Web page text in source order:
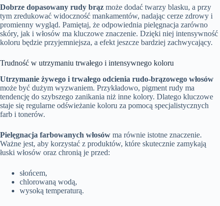
Dobrze dopasowany rudy brąz może dodać twarzy blasku, a przy
tym zredukować widoczność mankamentów, nadając cerze zdrowy i
promienny wygląd. Pamiętaj, że odpowiednia pielęgnacja zarówno
skóry, jak i włosów ma kluczowe znaczenie. Dzięki niej intensywność
koloru będzie przyjemniejsza, a efekt jeszcze bardziej zachwycający.
Trudność w utrzymaniu trwałego i intensywnego koloru
Utrzymanie żywego i trwałego odcienia rudo-brązowego włosów
może być dużym wyzwaniem. Przykładowo, pigment rudy ma
tendencję do szybszego zanikania niż inne kolory. Dlatego kluczowe
staje się regularne odświeżanie koloru za pomocą specjalistycznych
farb i tonerów.
Pielęgnacja farbowanych włosów ma równie istotne znaczenie.
Ważne jest, aby korzystać z produktów, które skutecznie zamykają
łuski włosów oraz chronią je przed:
słońcem,
chlorowaną wodą,
wysoką temperaturą.